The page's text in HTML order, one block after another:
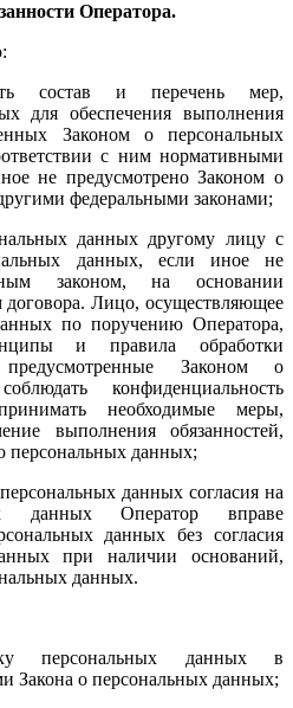
Оператора.
состав и перечень мер,
для обеспечения выполнения
Законом о персональных
с ним нормативными
не предусмотрено Законом о
федеральными законами;
данных другому лицу с
данных, если иное не
законом, на основании
договора. Лицо, осуществляющее
по поручению Оператора,
и правила обработки
Законом о
конфиденциальность
необходимые меры,
выполнения обязанностей,
персональных данных;
данных согласия на
данных Оператор вправе
данных без согласия
при наличии оснований,
данных.
персональных данных в
Закона о персональных данных;